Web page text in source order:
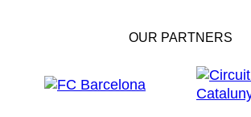
OUR PARTNERS